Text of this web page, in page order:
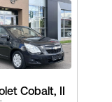
Cobalt, II